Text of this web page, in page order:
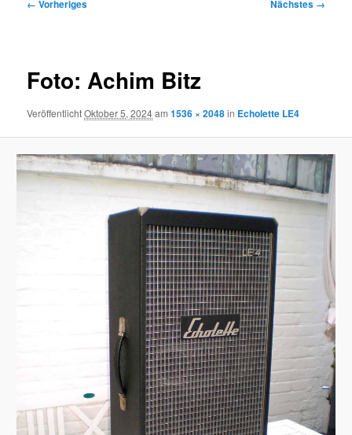
← Vorheriges Nächstes →
Foto: Achim Bitz
VeröffentlichtOktober 5, 2024am1536 × 2048in Echolette LE4